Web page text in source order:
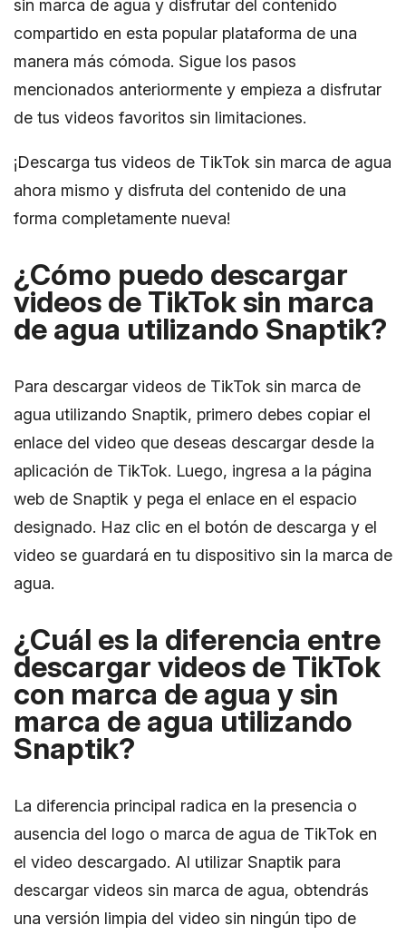
sin marca de agua y disfrutar del contenido
compartido en esta popular plataforma de una
manera más cómoda. Sigue los pasos
mencionados anteriormente y empieza a disfrutar
de tus videos favoritos sin limitaciones.
¡Descarga tus videos de TikTok sin marca de agua
ahora mismo y disfruta del contenido de una
forma completamente nueva!
¿Cómo puedo descargar
videos de TikTok sin marca
de agua utilizando Snaptik?
Para descargar videos de TikTok sin marca de
agua utilizando Snaptik, primero debes copiar el
enlace del video que deseas descargar desde la
aplicación de TikTok. Luego, ingresa a la página
web de Snaptik y pega el enlace en el espacio
designado. Haz clic en el botón de descarga y el
video se guardará en tu dispositivo sin la marca de
agua.
¿Cuál es la diferencia entre
descargar videos de TikTok
con marca de agua y sin
marca de agua utilizando
Snaptik?
La diferencia principal radica en la presencia o
ausencia del logo o marca de agua de TikTok en
el video descargado. Al utilizar Snaptik para
descargar videos sin marca de agua, obtendrás
una versión limpia del video sin ningún tipo de